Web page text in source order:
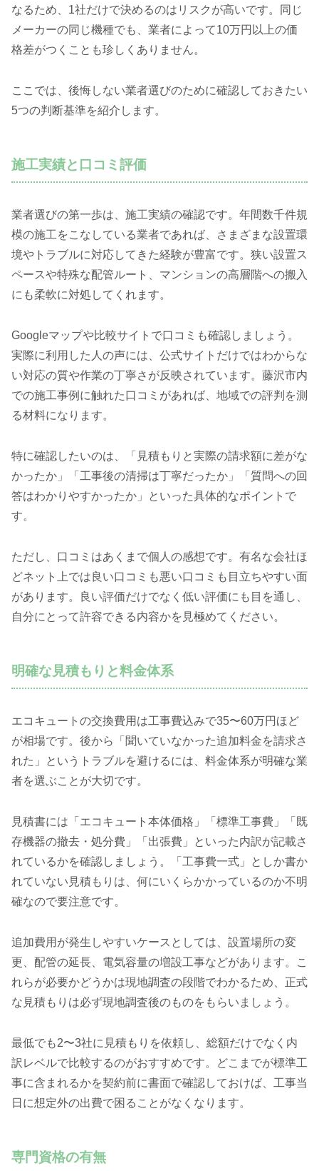
なるため、1社だけで決めるのはリスクが高いです。同じ
メーカーの同じ機種でも、業者によって10万円以上の価
格差がつくことも珍しくありません。
ここでは、後悔しない業者選びのために確認しておきたい
5つの判断基準を紹介します。
施工実績と口コミ評価
業者選びの第一歩は、施工実績の確認です。年間数千件規
模の施工をこなしている業者であれば、さまざまな設置環
境やトラブルに対応してきた経験が豊富です。狭い設置ス
ペースや特殊な配管ルート、マンションの高層階への搬入
にも柔軟に対処してくれます。
Googleマップや比較サイトで口コミも確認しましょう。
実際に利用した人の声には、公式サイトだけではわからな
い対応の質や作業の丁寧さが反映されています。藤沢市内
での施工事例に触れた口コミがあれば、地域での評判を測
る材料になります。
特に確認したいのは、「見積もりと実際の請求額に差がな
かったか」「工事後の清掃は丁寧だったか」「質問への回
答はわかりやすかったか」といった具体的なポイントで
す。
ただし、口コミはあくまで個人の感想です。有名な会社ほ
どネット上では良い口コミも悪い口コミも目立ちやすい面
があります。良い評価だけでなく低い評価にも目を通し、
自分にとって許容できる内容かを見極めてください。
明確な見積もりと料金体系
エコキュートの交換費用は工事費込みで35〜60万円ほど
が相場です。後から「聞いていなかった追加料金を請求さ
れた」というトラブルを避けるには、料金体系が明確な業
者を選ぶことが大切です。
見積書には「エコキュート本体価格」「標準工事費」「既
存機器の撤去・処分費」「出張費」といった内訳が記載さ
れているかを確認しましょう。「工事費一式」としか書か
れていない見積もりは、何にいくらかかっているのか不明
確なので要注意です。
追加費用が発生しやすいケースとしては、設置場所の変
更、配管の延長、電気容量の増設工事などがあります。こ
れらが必要かどうかは現地調査の段階でわかるため、正式
な見積もりは必ず現地調査後のものをもらいましょう。
最低でも2〜3社に見積もりを依頼し、総額だけでなく内
訳レベルで比較するのがおすすめです。どこまでが標準工
事に含まれるかを契約前に書面で確認しておけば、工事当
日に想定外の出費で困ることがなくなります。
専門資格の有無